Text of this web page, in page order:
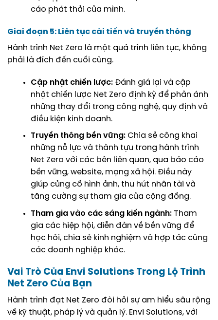
cáo phát thải của mình.
Giai đoạn 5: Liên tục cải tiến và truyền thông
Hành trình Net Zero là một quá trình liên tục, không
phải là đích đến cuối cùng.
Cập nhật chiến lược: Đánh giá lại và cập
nhật chiến lược Net Zero định kỳ để phản ánh
những thay đổi trong công nghệ, quy định và
điều kiện kinh doanh.
Truyền thông bền vững: Chia sẻ công khai
những nỗ lực và thành tựu trong hành trình
Net Zero với các bên liên quan, qua báo cáo
bền vững, website, mạng xã hội. Điều này
giúp củng cố hình ảnh, thu hút nhân tài và
tăng cường sự tham gia của cộng đồng.
Tham gia vào các sáng kiến ngành: Tham
gia các hiệp hội, diễn đàn về bền vững để
học hỏi, chia sẻ kinh nghiệm và hợp tác cùng
các doanh nghiệp khác.
Vai Trò Của Envi Solutions Trong Lộ Trình
Net Zero Của Bạn
Hành trình đạt Net Zero đòi hỏi sự am hiểu sâu rộng
về kỹ thuật, pháp lý và quản lý. Envi Solutions, với